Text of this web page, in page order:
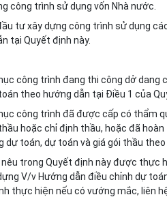
công trình sử dụng vốn Nhà nước.
tư xây dựng công trình sử dụng
tại Quyết định này.
công trình đang thi công dở
theo hướng dẫn tại Điều 1 của
công trình đã được cấp có thẩm
hoặc chỉ định thầu, hoặc đã
dự toán, dự toán và giá gói thầu
nêu trong Quyết định này được thực
V/v Hướng dẫn điều chỉnh dự
thực hiện nếu có vướng mắc, liên